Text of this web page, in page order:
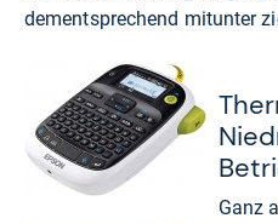
dementsprechend mitunter
Ganz